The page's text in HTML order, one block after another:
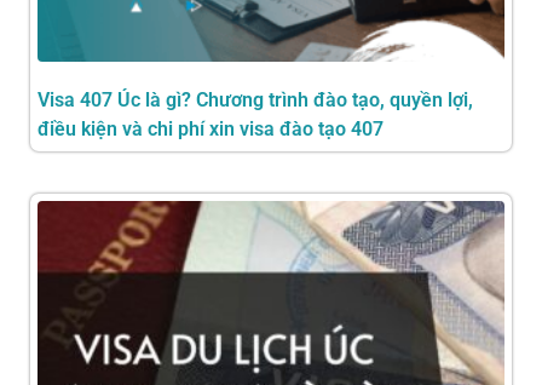
Visa 407 Úc là gì? Chương trình đào tạo, quyền lợi,
điều kiện và chi phí xin visa đào tạo 407